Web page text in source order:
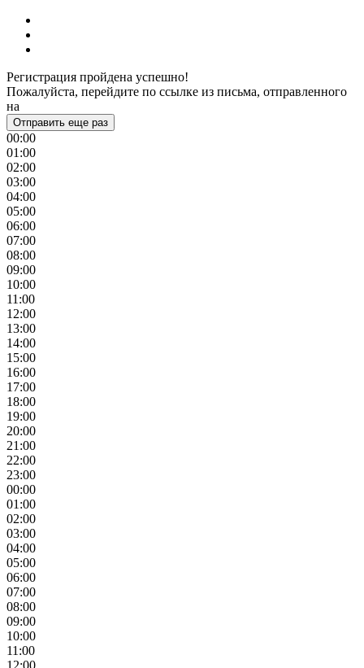
Регистрация пройдена успешно!
Пожалуйста, перейдите по ссылке из письма, отправленного
на
Отправить еще раз
00:00
01:00
02:00
03:00
04:00
05:00
06:00
07:00
08:00
09:00
10:00
11:00
12:00
13:00
14:00
15:00
16:00
17:00
18:00
19:00
20:00
21:00
22:00
23:00
00:00
01:00
02:00
03:00
04:00
05:00
06:00
07:00
08:00
09:00
10:00
11:00
12:00